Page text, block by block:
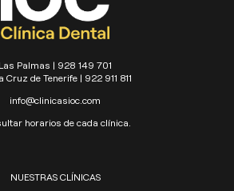
Las Palmas | 928 149 701
Cruz de Tenerife | 922 911 811
info@clinicasioc.com
horarios de cada clínica.
NUESTRAS CLÍNICAS